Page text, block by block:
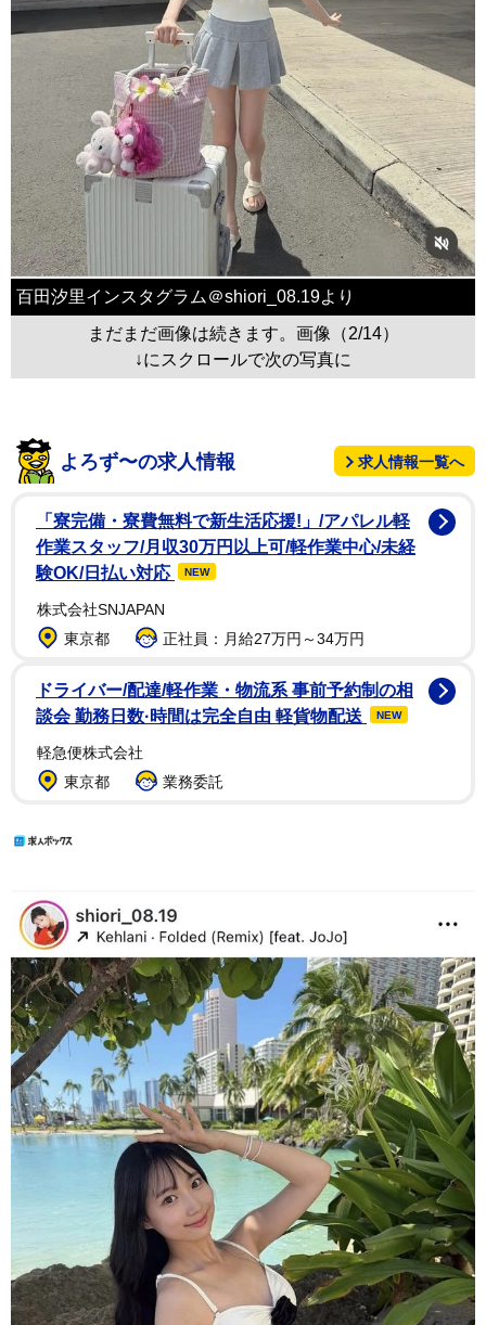
百田汐里インスタグラム＠shiori_08.19より
まだまだ画像は続きます。画像（2/14）
↓にスクロールで次の写真に
よろず〜の求人情報 求人情報一覧へ
「寮完備・寮費無料で新生活応援!」/アパレル軽
作業スタッフ/月収30万円以上可/軽作業中心/未経
験OK/日払い対応
NEW
株式会社SNJAPAN
東京都
正社員：月給27万円～34万円
ドライバー/配達/軽作業・物流系 事前予約制の相
談会 勤務日数·時間は完全自由 軽貨物配送
NEW
軽急便株式会社
東京都
業務委託